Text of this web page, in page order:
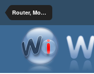
Router, Modem, Wireless (Wi-Fi) e Configurazioni di Rete